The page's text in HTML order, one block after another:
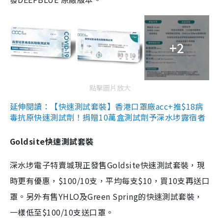
+2
點擊圖片放大
延伸閱讀：【快速測試套裝】香港口罩廠acc+推$18病
毒抗原快速測試劑！捐贈10萬盒測試劑予深水埗露宿者
Goldsite快速測試套裝
深水埗電子特賣城現正發售Goldsite快速測試套裝，現
時更有優惠，$100/10支，平均每支$10，買10支再送口
罩。另外有售YHLO及Green Spring的快速測試套裝，
一樣低至$100/10支送口罩。